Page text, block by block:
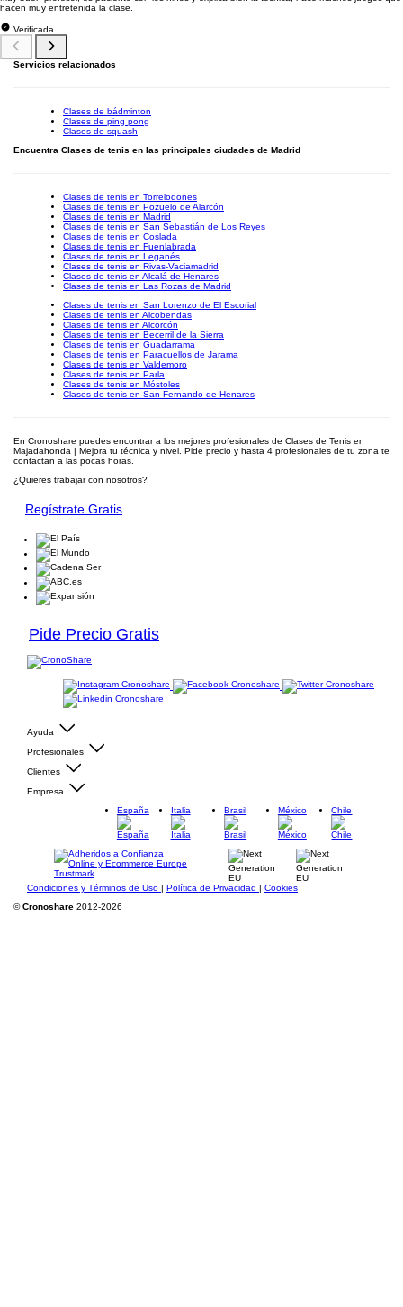
hacen muy entretenida la clase.
Verificada
Servicios relacionados
Clases de bádminton
Clases de ping pong
Clases de squash
Encuentra Clases de tenis en las principales ciudades de Madrid
Clases de tenis en Torrelodones
Clases de tenis en Pozuelo de Alarcón
Clases de tenis en Madrid
Clases de tenis en San Sebastián de Los Reyes
Clases de tenis en Coslada
Clases de tenis en Fuenlabrada
Clases de tenis en Leganés
Clases de tenis en Rivas-Vaciamadrid
Clases de tenis en Alcalá de Henares
Clases de tenis en Las Rozas de Madrid
Clases de tenis en San Lorenzo de El Escorial
Clases de tenis en Alcobendas
Clases de tenis en Alcorcón
Clases de tenis en Becerril de la Sierra
Clases de tenis en Guadarrama
Clases de tenis en Paracuellos de Jarama
Clases de tenis en Valdemoro
Clases de tenis en Parla
Clases de tenis en Móstoles
Clases de tenis en San Fernando de Henares
En Cronoshare puedes encontrar a los mejores profesionales de Clases de Tenis en
Majadahonda | Mejora tu técnica y nivel. Pide precio y hasta 4 profesionales de tu zona te
contactan a las pocas horas.
¿Quieres trabajar con nosotros?
Regístrate Gratis
Pide Precio Gratis
Ayuda
Profesionales
Clientes
Empresa
España
Italia Brasil México Chile
Condiciones y Términos de Uso | Política de Privacidad | Cookies
©Cronoshare 2012-2026